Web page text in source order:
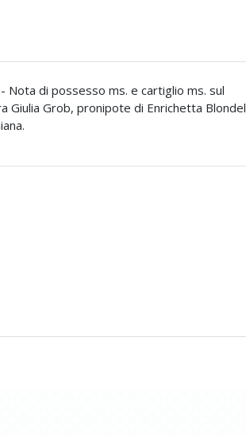
Nota di possesso ms. e cartiglio ms. sul
Giulia Grob, pronipote di Enrichetta Blondel